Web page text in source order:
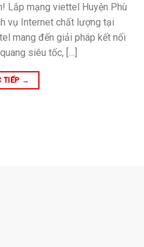
Lắp mạng viettel Huyện Phù
vụ Internet chất lượng tại
mang đến giải pháp kết nối
siêu tốc, […]
TIẾP →